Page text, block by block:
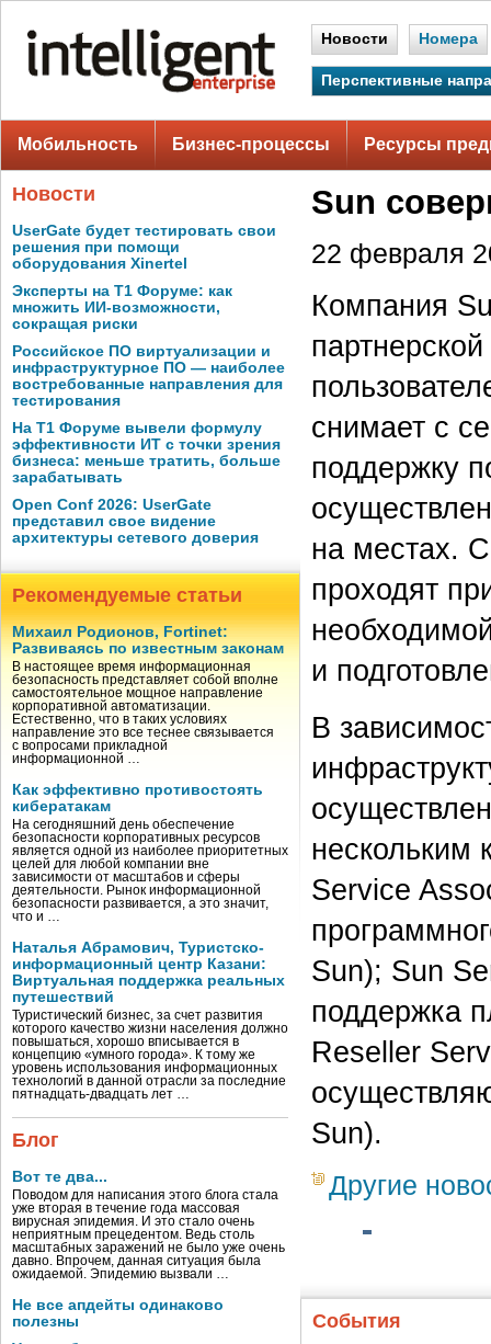
Новости Номера
Перспективные
Мобильность Бизнес-процессы Ресурсы
Новости
UserGate будет тестировать свои
решения при помощи
оборудования Xinertel
Эксперты на Т1 Форуме: как
множить ИИ-возможности,
сокращая риски
Российское ПО виртуализации и
инфраструктурное ПО — наиболее
востребованные направления для
тестирования
На Т1 Форуме вывели формулу
эффективности ИТ с точки зрения
бизнеса: меньше тратить, больше
зарабатывать
Open Conf 2026: UserGate
представил свое видение
архитектуры сетевого доверия
Рекомендуемые статьи
Михаил Родионов, Fortinet:
Развиваясь по известным законам
В настоящее время информационная
безопасность представляет собой вполне
самостоятельное мощное направление
корпоративной автоматизации.
Естественно, что в таких условиях
направление это все теснее связывается
с вопросами прикладной
информационной …
Как эффективно противостоять
кибератакам
На сегодняшний день обеспечение
безопасности корпоративных ресурсов
является одной из наиболее приоритетных
целей для любой компании вне
зависимости от масштабов и сферы
деятельности. Рынок информационной
безопасности развивается, а это значит,
что и …
Наталья Абрамович, Туристско-
информационный центр Казани:
Виртуальная поддержка реальных
путешествий
Туристический бизнес, за счет развития
которого качество жизни населения должно
повышаться, хорошо вписывается в
концепцию «умного города». К тому же
уровень использования информационных
технологий в данной отрасли за последние
пятнадцать-двадцать лет …
Блог
Вот те два...
Поводом для написания этого блога стала
уже вторая в течение года массовая
вирусная эпидемия. И это стало очень
неприятным прецедентом. Ведь столь
масштабных заражений не было уже очень
давно. Впрочем, данная ситуация была
ожидаемой. Эпидемию вызвали …
Не все апдейты одинаково
полезны
Sun
22 февраля
Компания
снимает с
поддержку
на местах.
проходят
и
В
нескольким
Service
Sun); Sun
поддержка
Reseller
Sun).
Другие
События